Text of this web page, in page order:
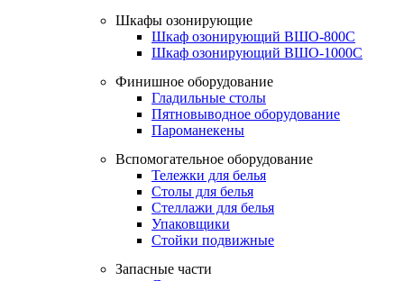
Шкафы озонирующие
Шкаф озонирующий ВШО-800С
Шкаф озонирующий ВШО-1000С
Финишное оборудование
Гладильные столы
Пятновыводное оборудование
Пароманекены
Вспомогательное оборудование
Тележки для белья
Столы для белья
Стеллажи для белья
Упаковщики
Стойки подвижные
Запасные части